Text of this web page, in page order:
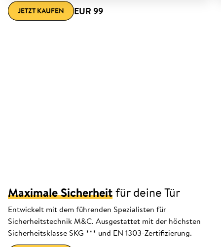
JETZT KAUFEN EUR 99
Maximale Sicherheitfür deine Tür
Entwickelt mit dem führenden Spezialisten für
Sicherheitstechnik M&C. Ausgestattet mit der höchsten
Sicherheitsklasse SKG *** und EN 1303-Zertifizierung.